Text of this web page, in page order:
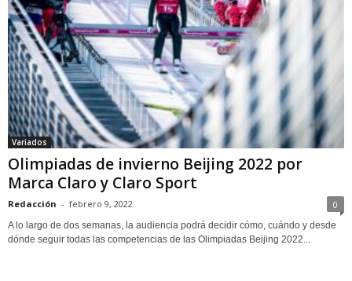
Variados
Olimpiadas de invierno Beijing 2022 por
Marca Claro y Claro Sport
Redacción - febrero 9, 2022 0
A lo largo de dos semanas, la audiencia podrá decidir cómo, cuándo y desde
dónde seguir todas las competencias de las Olimpiadas Beijing 2022...